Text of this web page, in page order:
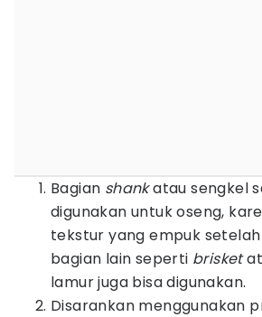
Bagian shankatau sengkel
digunakan untuk oseng,
tekstur yang empuk setelah
bagian lain seperti brisket
lamur juga bisa digunakan.
Disarankan menggunakan